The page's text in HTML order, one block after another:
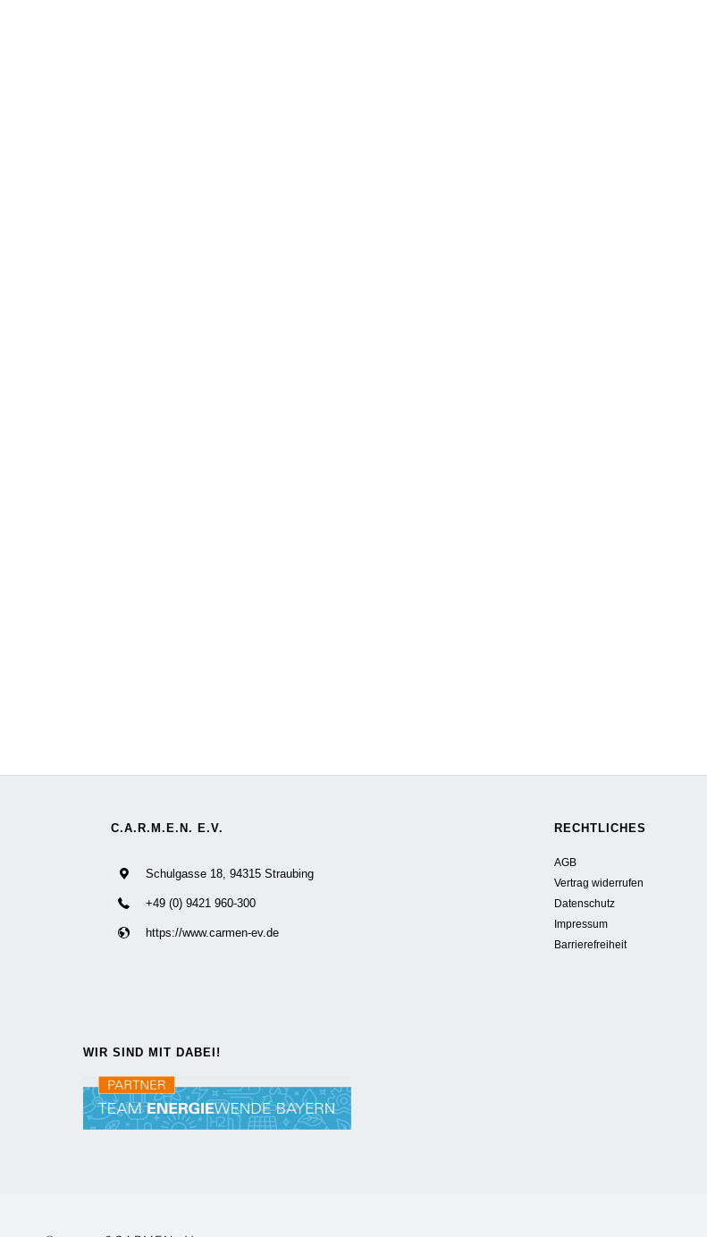
C.A.R.M.E.N. E.V.
Schulgasse 18, 94315 Straubing
+49 (0) 9421 960-300
https://www.carmen-ev.de
RECHTLICHES
AGB
Vertrag widerrufen
Datenschutz
Impressum
Barrierefreiheit
WIR SIND MIT DABEI!